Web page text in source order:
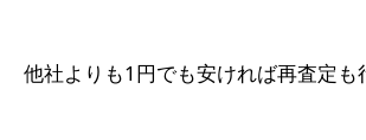
他社よりも1円でも安ければ再査定も